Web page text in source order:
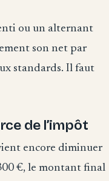
ou un alternant
son net par
standards. Il faut
de l’impôt
encore diminuer
€, le montant final